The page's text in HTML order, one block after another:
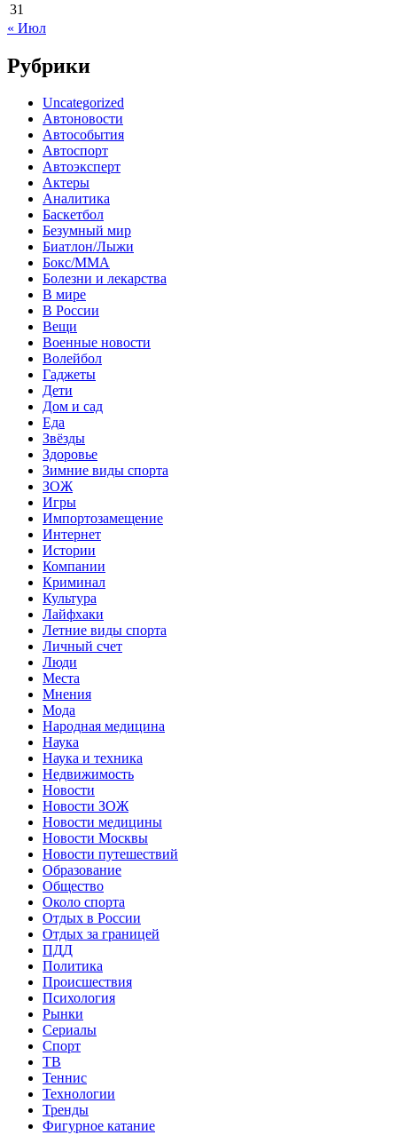
31
« Июл
Рубрики
Uncategorized
Автоновости
Автособытия
Автоспорт
Автоэксперт
Актеры
Аналитика
Баскетбол
Безумный мир
Биатлон/Лыжи
Бокс/MMA
Болезни и лекарства
В мире
В России
Вещи
Военные новости
Волейбол
Гаджеты
Дети
Дом и сад
Еда
Звёзды
Здоровье
Зимние виды спорта
ЗОЖ
Игры
Импортозамещение
Интернет
Истории
Компании
Криминал
Культура
Лайфхаки
Летние виды спорта
Личный счет
Люди
Места
Мнения
Мода
Народная медицина
Наука
Наука и техника
Недвижимость
Новости
Новости ЗОЖ
Новости медицины
Новости Москвы
Новости путешествий
Образование
Общество
Около спорта
Отдых в России
Отдых за границей
ПДД
Политика
Происшествия
Психология
Рынки
Сериалы
Спорт
ТВ
Теннис
Технологии
Тренды
Фигурное катание